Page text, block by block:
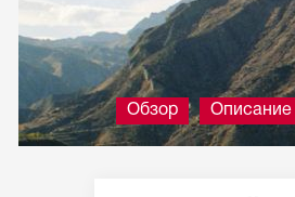
Обзор Описание